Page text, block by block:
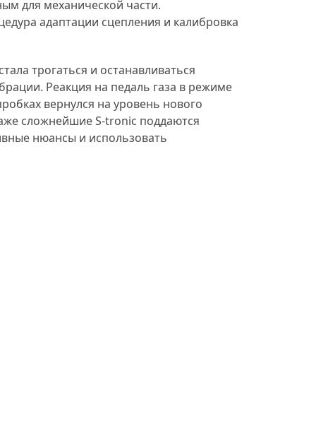
по району (минут 20-30).
Сделали хорошо. По
гарантию на работы. Все
документы выдают.
для механической части.
адаптации сцепления и калибровка
трогаться и останавливаться
Реакция на педаль газа в режиме
вернулся на уровень нового
сложнейшие S-tronic поддаются
нюансы и использовать